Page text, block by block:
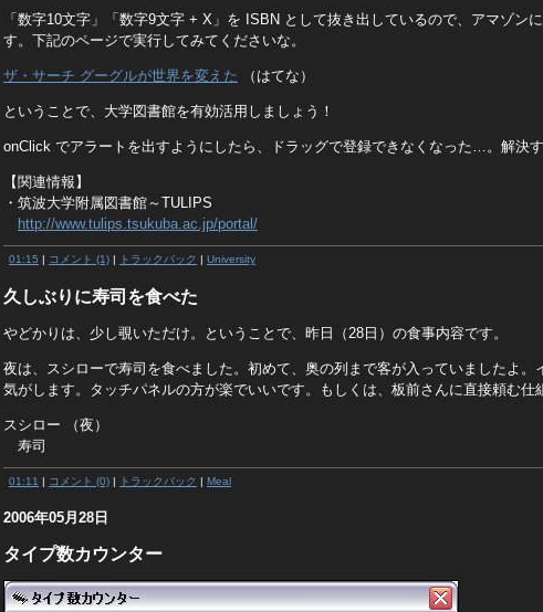
「数字10文字」「数字9文字 + X」を ISBN として抜き出しているので、アマゾン
す。下記のページで実行してみてくださいな。
ザ・サーチ グーグルが世界を変えた （はてな）
ということで、大学図書館を有効活用しましょう！
onClick でアラートを出すようにしたら、ドラッグで登録できなくなった…。解決
【関連情報】
・筑波大学附属図書館～TULIPS
http://www.tulips.tsukuba.ac.jp/portal/
01:15 | コメント (1) | トラックバック | University
久しぶりに寿司を食べた
やどかりは、少し覗いただけ。ということで、昨日（28日）の食事内容です。
夜は、スシローで寿司を食べました。初めて、奥の列まで客が入っていましたよ
気がします。タッチパネルの方が楽でいいです。もしくは、板前さんに直接頼む仕
スシロー （夜）
寿司
01:11 | コメント (0) | トラックバック | Meal
2006年05月28日
タイプ数カウンター